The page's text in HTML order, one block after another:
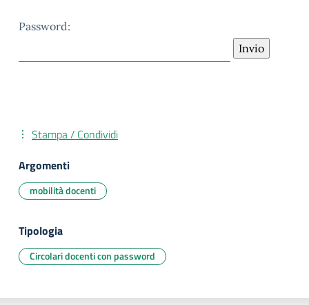
Password:
Stampa / Condividi
Argomenti
mobilità docenti
Tipologia
Circolari docenti con password